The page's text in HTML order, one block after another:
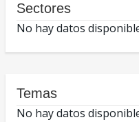
Sectores
No hay datos
Temas
No hay datos